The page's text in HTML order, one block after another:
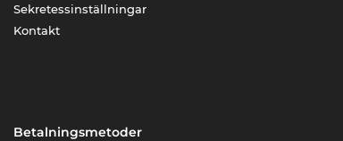
Sekretessinställningar
Kontakt
Betalningsmetoder